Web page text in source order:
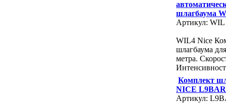
шлагбаума
Артикул: WIL
WIL4 Nice
шлагбаума
метра.
Комплект
NICE
Артикул: